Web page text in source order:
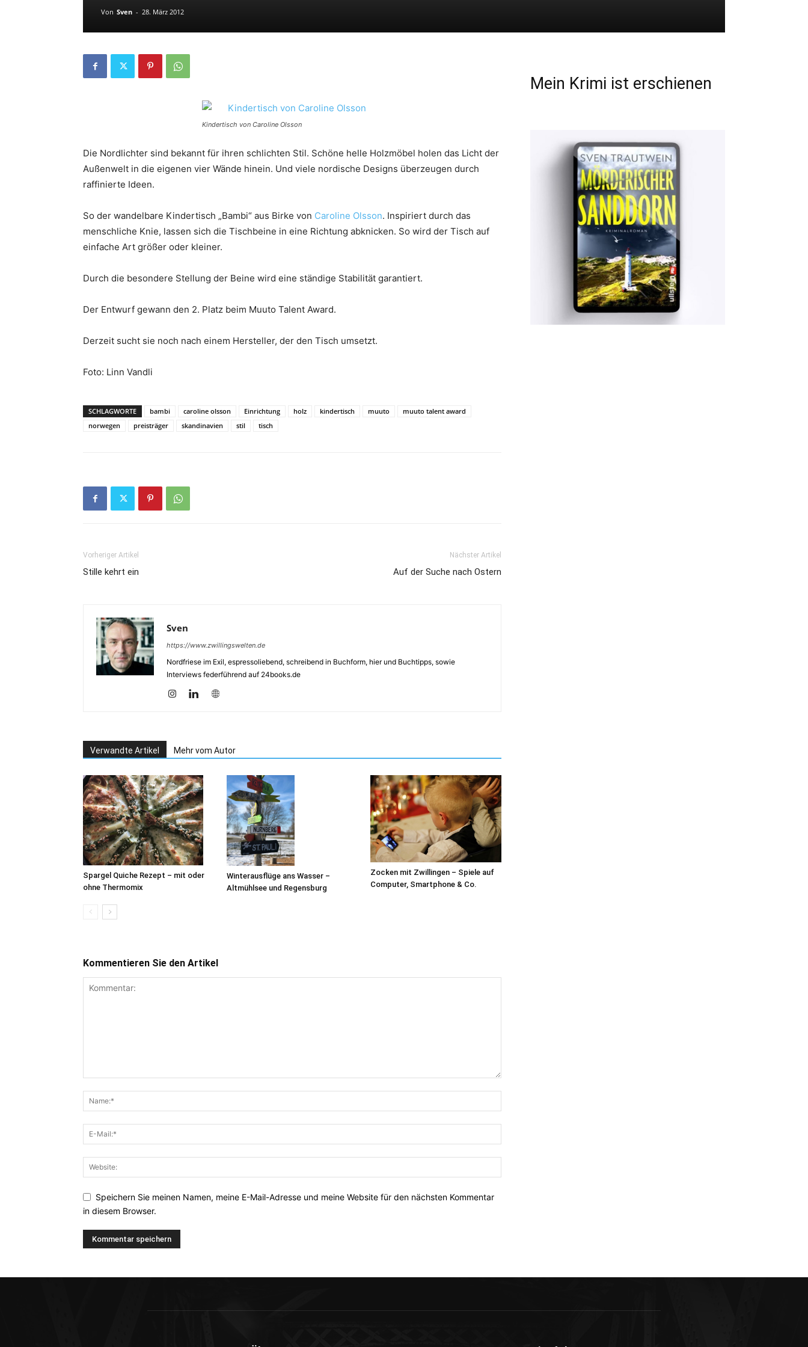
Von Sven - 28. März 2012
Kindertisch von Caroline Olsson
Die Nordlichter sind bekannt für ihren schlichten Stil. Schöne helle Holzmöbel holen das Licht der
Außenwelt in die eigenen vier Wände hinein. Und viele nordische Designs überzeugen durch
raffinierte Ideen.
So der wandelbare Kindertisch „Bambi“ aus Birke von Caroline Olsson. Inspiriert durch das
menschliche Knie, lassen sich die Tischbeine in eine Richtung abknicken. So wird der Tisch auf
einfache Art größer oder kleiner.
Durch die besondere Stellung der Beine wird eine ständige Stabilität garantiert.
Der Entwurf gewann den 2. Platz beim Muuto Talent Award.
Derzeit sucht sie noch nach einem Hersteller, der den Tisch umsetzt.
Foto: Linn Vandli
SCHLAGWORTE bambi caroline olsson Einrichtung holz kindertisch muuto
muuto talent award
norwegen
preisträger skandinavien stil tisch
Vorheriger Artikel
Stille kehrt ein
Nächster Artikel
Auf der Suche nach Ostern
Sven
https://www.zwillingswelten.de
Nordfriese im Exil, espressoliebend, schreibend in Buchform, hier und Buchtipps, sowie
Interviews federführend auf 24books.de
Verwandte Artikel Mehr vom Autor
Spargel Quiche Rezept – mit oder
ohne Thermomix
Winterausflüge ans Wasser –
Altmühlsee und Regensburg
Zocken mit Zwillingen – Spiele auf
Computer, Smartphone & Co.
Kommentieren Sie den Artikel
Speichern Sie meinen Namen, meine E-Mail-Adresse und meine Website für den nächsten Kommentar
in diesem Browser.
Mein Krimi ist erschienen